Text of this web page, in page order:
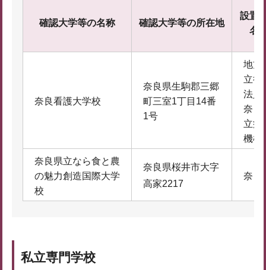
確認大学等の名称 確認大学等の所在地
設置
名
奈良看護大学校
奈良県生駒郡三郷
町三室1丁目14番
1号
地方
立行
法人
奈良
立病
機構
奈良県立なら食と農
の魅力創造国際大学
校
奈良県桜井市大字
高家2217
奈良
私立専門学校